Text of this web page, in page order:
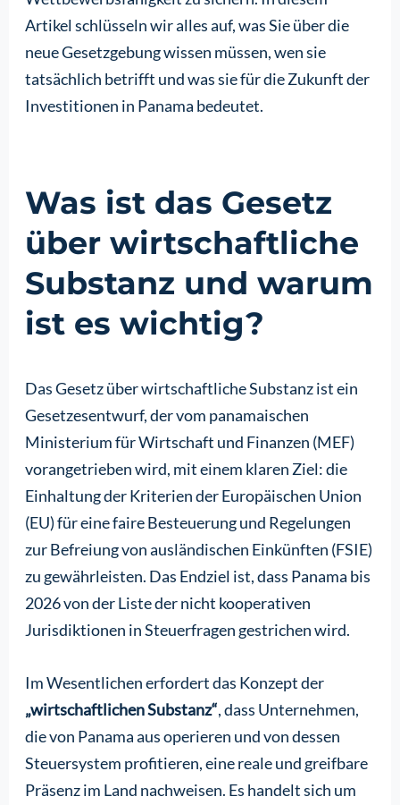
Artikel schlüsseln wir alles auf, was Sie über die
neue Gesetzgebung wissen müssen, wen sie
tatsächlich betrifft und was sie für die Zukunft der
Investitionen in Panama bedeutet.
Was ist das Gesetz
über wirtschaftliche
Substanz und warum
ist es wichtig?
Das Gesetz über wirtschaftliche Substanz ist ein
Gesetzesentwurf, der vom panamaischen
Ministerium für Wirtschaft und Finanzen (MEF)
vorangetrieben wird, mit einem klaren Ziel: die
Einhaltung der Kriterien der Europäischen Union
(EU) für eine faire Besteuerung und Regelungen
zur Befreiung von ausländischen Einkünften (FSIE)
zu gewährleisten. Das Endziel ist, dass Panama bis
2026 von der Liste der nicht kooperativen
Jurisdiktionen in Steuerfragen gestrichen wird.
Im Wesentlichen erfordert das Konzept der
„wirtschaftlichen Substanz“, dass Unternehmen,
die von Panama aus operieren und von dessen
Steuersystem profitieren, eine reale und greifbare
Präsenz im Land nachweisen. Es handelt sich um